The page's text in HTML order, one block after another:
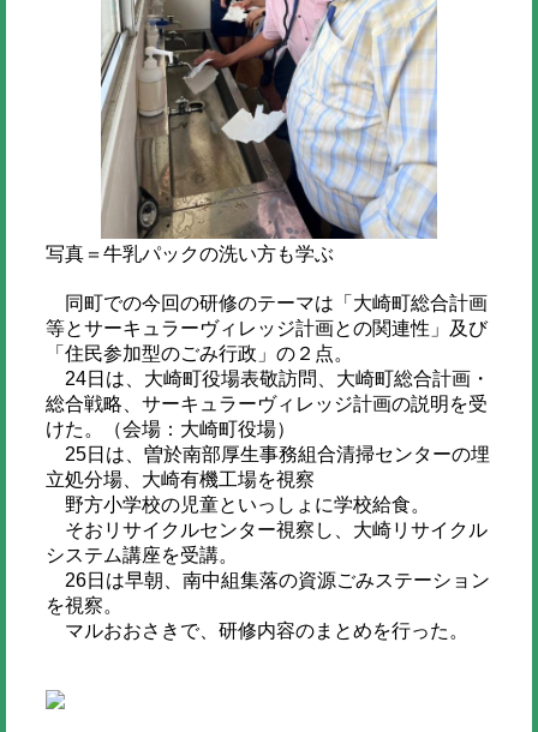
写真＝牛乳パックの洗い方も学ぶ
同町での今回の研修のテーマは「大崎町総合計画
等とサーキュラーヴィレッジ計画との関連性」及び
「住民参加型のごみ行政」の２点。
24日は、大崎町役場表敬訪問、大崎町総合計画・
総合戦略、サーキュラーヴィレッジ計画の説明を受
けた。（会場：大崎町役場）
25日は、曽於南部厚生事務組合清掃センターの埋
立処分場、大崎有機工場を視察
野方小学校の児童といっしょに学校給食。
そおリサイクルセンター視察し、大崎リサイクル
システム講座を受講。
26日は早朝、南中組集落の資源ごみステーション
を視察。
マルおおさきで、研修内容のまとめを行った。